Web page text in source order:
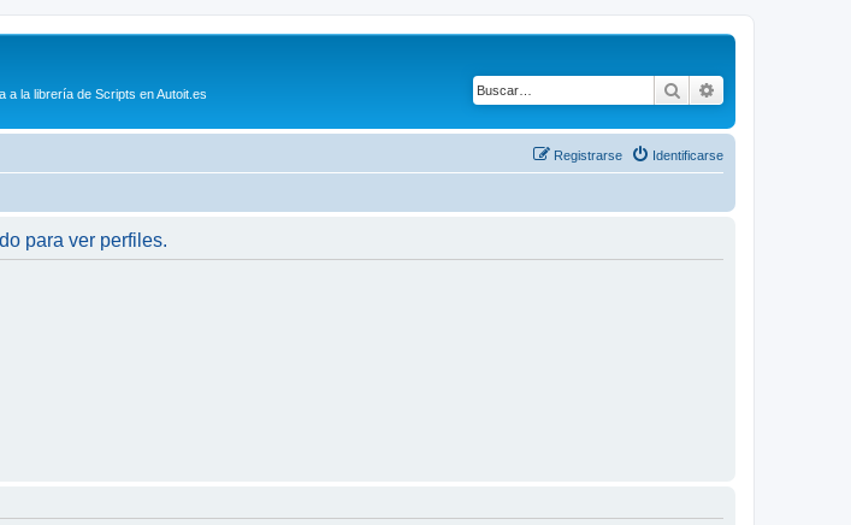
a la librería de Scripts en Autoit.es Buscar
Identificarse
Registrarse
para ver perfiles.